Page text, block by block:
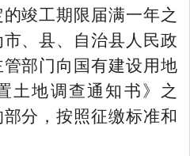
竣工期限届满一年之
、县、自治县人民政
部门向国有建设用地
土地调查通知书》之
分，按照征缴标准和